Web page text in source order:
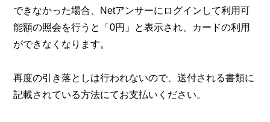
できなかった場合、Netアンサーにログインして利用可
能額の照会を行うと「0円」と表示され、カードの利用
ができなくなります。
再度の引き落としは行われないので、送付される書類に
記載されている方法にてお支払いください。